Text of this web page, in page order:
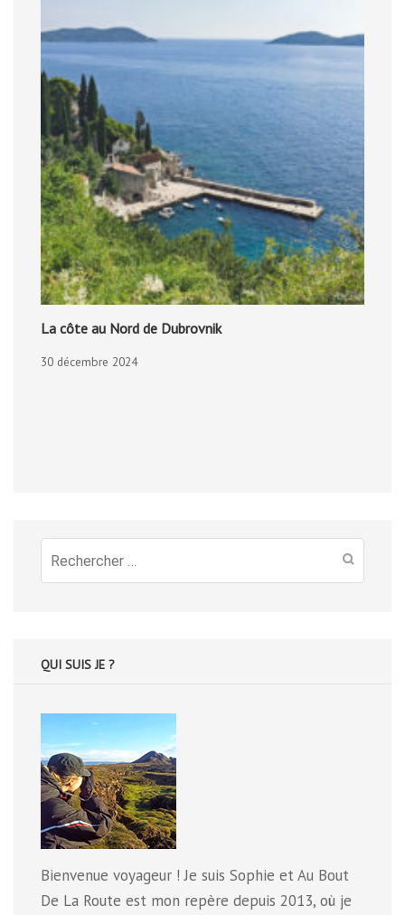
La côte au Nord de Dubrovnik
30 décembre 2024
Recherche
pour
QUI SUIS JE ?
Bienvenue voyageur ! Je suis Sophie et Au Bout
De La Route est mon repère depuis 2013, où je